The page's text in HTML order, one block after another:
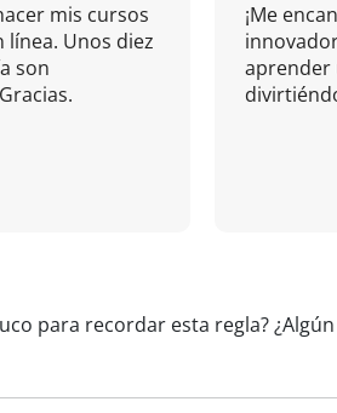
mis cursos
línea. Unos diez
son
¡Me
aprender
para recordar esta regla?